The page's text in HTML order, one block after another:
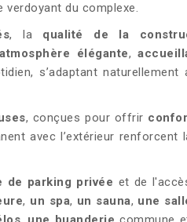
du complexe.
, la qualité de la
atmosphère élégante,
s’adaptant
, conçues pour offrir
avec l’extérieur
de parking privée et de
, un spa, un sauna, une